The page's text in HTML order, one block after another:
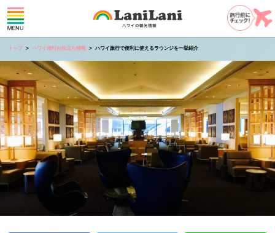
トップ ハワイ旅行お役立ち情報 ハワイ旅行で便利に使えるラウンジを一挙紹介